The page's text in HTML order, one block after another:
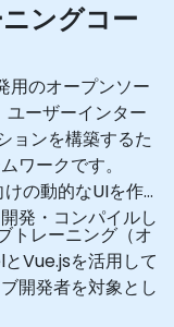
ングコー
用のオープンソー
ユーザーインター
ョンを構築するた
ワークです。
の動的なUIを作成
発・コンパイルし
トレーニング（オ
Vue.jsを活用して
開発者を対象とし